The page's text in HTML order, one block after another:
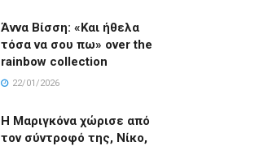
Άννα Βίσση: «Και ήθελα
τόσα να σου πω» over the
rainbow collection
22/01/2026
Η Μαριγκόνα χώρισε από
τον σύντροφό της, Νίκο,